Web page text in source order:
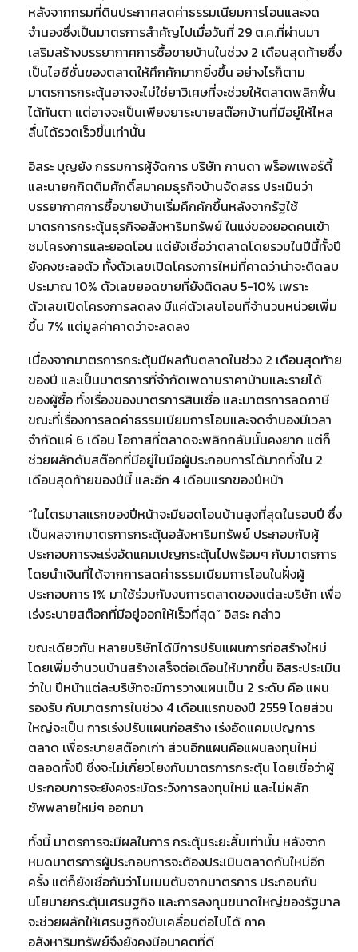
หลังจากกรมที่ดินประกาศลดค่าธรรมเนียมการโอนและจด
จำนองซึ่งเป็นมาตรการสำคัญไปเมื่อวันที่ 29 ต.ค.ที่ผ่านมา
เสริมสร้างบรรยากาศการซื้อขายบ้านในช่วง 2 เดือนสุดท้ายซึ่ง
เป็นไฮซีซั่นของตลาดให้คึกคักมากยิ่งขึ้น อย่างไรก็ตาม
มาตรการกระตุ้นอาจจะไม่ใช่ยาวิเศษที่จะช่วยให้ตลาดพลิกฟื้น
ได้ทันตา แต่อาจจะเป็นเพียงยาระบายสต๊อกบ้านที่มีอยู่ให้ไหล
ลื่นได้รวดเร็วขึ้นเท่านั้น
อิสระ บุญยัง กรรมการผู้จัดการ บริษัท กานดา พร็อพเพอร์ตี้
และนายกกิตติมศักดิ์สมาคมธุรกิจบ้านจัดสรร ประเมินว่า
บรรยากาศการซื้อขายบ้านเริ่มคึกคักขึ้นหลังจากรัฐใช้
มาตรการกระตุ้นธุรกิจอสังหาริมทรัพย์ ในแง่ของยอดคนเข้า
ชมโครงการและยอดโอน แต่ยังเชื่อว่าตลาดโดยรวมในปีนี้ทั้งปี
ยังคงชะลอตัว ทั้งตัวเลขเปิดโครงการใหม่ที่คาดว่าน่าจะติดลบ
ประมาณ 10% ตัวเลขยอดขายที่ยังติดลบ 5-10% เพราะ
ตัวเลขเปิดโครงการลดลง มีแค่ตัวเลขโอนที่จำนวนหน่วยเพิ่ม
ขึ้น 7% แต่มูลค่าคาดว่าจะลดลง
เนื่องจากมาตรการกระตุ้นมีผลกับตลาดในช่วง 2 เดือนสุดท้าย
ของปี และเป็นมาตรการที่จำกัดเพดานราคาบ้านและรายได้
ของผู้ซื้อ ทั้งเรื่องของมาตรการสินเชื่อ และมาตรการลดภาษี
ขณะที่เรื่องการลดค่าธรรมเนียมการโอนและจดจำนองมีเวลา
จำกัดแค่ 6 เดือน โอกาสที่ตลาดจะพลิกกลับนั้นคงยาก แต่ก็
ช่วยผลักดันสต๊อกที่มีอยู่ในมือผู้ประกอบการได้มากทั้งใน 2
เดือนสุดท้ายของปีนี้ และอีก 4 เดือนแรกของปีหน้า
“ในไตรมาสแรกของปีหน้าจะมียอดโอนบ้านสูงที่สุดในรอบปี ซึ่ง
เป็นผลจากมาตรการกระตุ้นอสังหาริมทรัพย์ ประกอบกับผู้
ประกอบการจะเร่งอัดแคมเปญกระตุ้นไปพร้อมๆ กับมาตรการ
โดยนำเงินที่ได้จากการลดค่าธรรมเนียมการโอนในฝั่งผู้
ประกอบการ 1% มาใช้ร่วมกับงบการตลาดของแต่ละบริษัท เพื่อ
เร่งระบายสต๊อกที่มีอยู่ออกให้เร็วที่สุด” อิสระ กล่าว
ขณะเดียวกัน หลายบริษัทได้มีการปรับแผนการก่อสร้างใหม่
โดยเพิ่มจำนวนบ้านสร้างเสร็จต่อเดือนให้มากขึ้น อิสระประเมิน
ว่าใน ปีหน้าแต่ละบริษัทจะมีการวางแผนเป็น 2 ระดับ คือ แผน
รองรับ กับมาตรการในช่วง 4 เดือนแรกของปี 2559 โดยส่วน
ใหญ่จะเป็น การเร่งปรับแผนก่อสร้าง เร่งอัดแคมเปญการ
ตลาด เพื่อระบายสต๊อกเก่า ส่วนอีกแผนคือแผนลงทุนใหม่
ตลอดทั้งปี ซึ่งจะไม่เกี่ยวโยงกับมาตรการกระตุ้น โดยเชื่อว่าผู้
ประกอบการจะยังคงระมัดระวังการลงทุนใหม่ และไม่ผลัก
ซัพพลายใหม่ๆ ออกมา
ทั้งนี้ มาตรการจะมีผลในการ กระตุ้นระยะสั้นเท่านั้น หลังจาก
หมดมาตรการผู้ประกอบการจะต้องประเมินตลาดกันใหม่อีก
ครั้ง แต่ก็ยังเชื่อกันว่าโมเมนตัมจากมาตรการ ประกอบกับ
นโยบายกระตุ้นเศรษฐกิจ และการลงทุนขนาดใหญ่ของรัฐบาล
จะช่วยผลักให้เศรษฐกิจขับเคลื่อนต่อไปได้ ภาค
อสังหาริมทรัพย์จึงยังคงมีอนาคตที่ดี